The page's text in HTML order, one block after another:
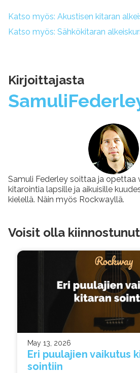
Katso myös: Akustisen kitaran
Katso myös: Sähkökitaran
Kirjoittajasta
Samuli
Samuli Federley soittaa ja opettaa
kitarointia lapsille ja aikuisille
kielellä. Näin myös Rockwayllä.
Voisit olla
May 13, 2026
Eri puulajien vaikutus
sointiin